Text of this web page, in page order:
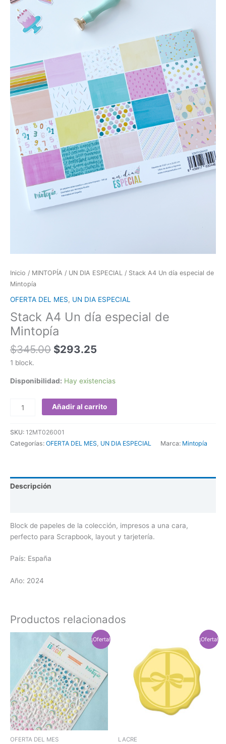
Inicio / MINTOPÍA / UN DIA ESPECIAL / Stack A4 Un día especial de
Mintopía
OFERTA DEL MES, UN DIA ESPECIAL
Stack A4 Un día especial de
Mintopía
$345.00 $293.25
1 block.
Disponibilidad: Hay existencias
Añadir al carrito
SKU: 12MT026001
Categorías: OFERTA DEL MES UN DIA ESPECIAL Marca: Mintopía
Descripción
Block de papeles de la colección, impresos a una cara,
perfecto para Scrapbook, layout y tarjetería.
País: España
Año: 2024
Productos relacionados
¡Oferta!
OFERTA DEL MES
precio
original
era:
$175.00.
precio
actual
es:
$148.75.
¡Oferta!
LACRE
original
era:
$220.00.
actual
$187.00.